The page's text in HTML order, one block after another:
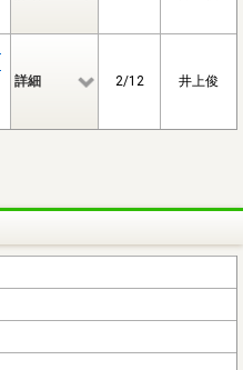
詳細 2/12 井上俊